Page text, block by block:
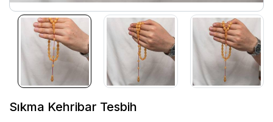
Sıkma Kehribar Tesbih